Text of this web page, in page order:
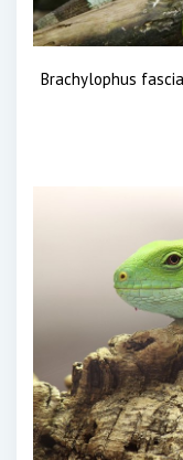
Brachylophus